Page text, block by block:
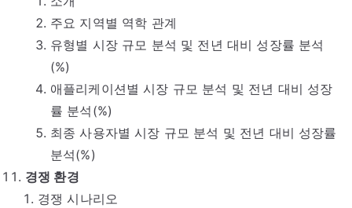
주요 지역별 역학 관계
유형별 시장 규모 분석 및 전년 대비 성장률 분석
(%)
애플리케이션별 시장 규모 분석 및 전년 대비 성장
률 분석(%)
최종 사용자별 시장 규모 분석 및 전년 대비 성장률
분석(%)
경쟁 환경
경쟁 시나리오